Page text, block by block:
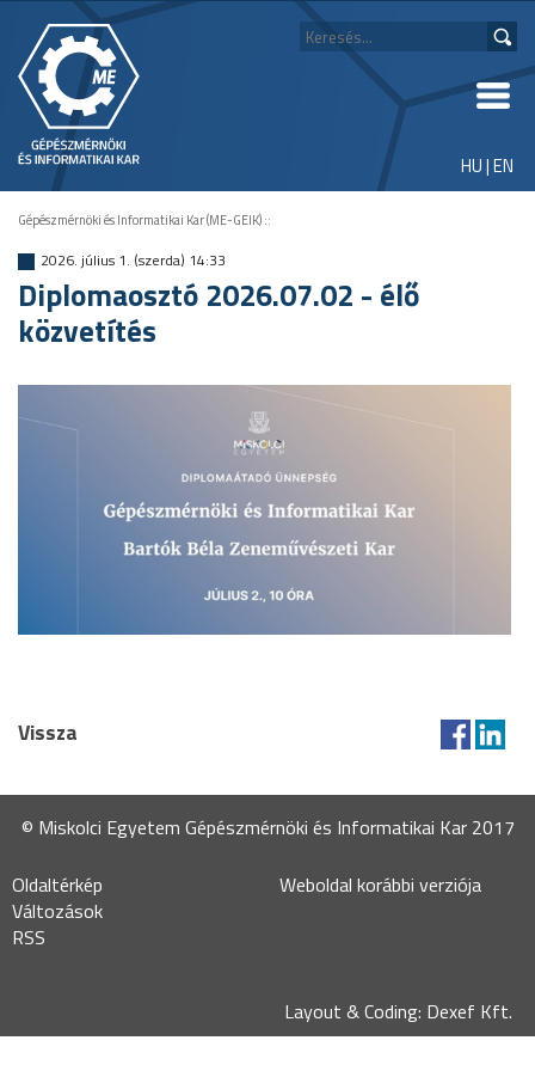
HU|EN
Gépészmérnöki és Informatikai Kar (ME-GEIK)::
2026. július 1. (szerda) 14:33
Diplomaosztó 2026.07.02 - élő
közvetítés
Vissza
© Miskolci Egyetem Gépészmérnöki és Informatikai Kar 2017
Oldaltérkép
Változások
RSS
Weboldal korábbi verziója
Layout & Coding: Dexef Kft.